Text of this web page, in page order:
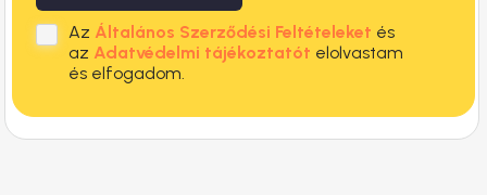
Az Általános Szerződési Feltételeket és
az Adatvédelmi tájékoztatót elolvastam
és elfogadom.